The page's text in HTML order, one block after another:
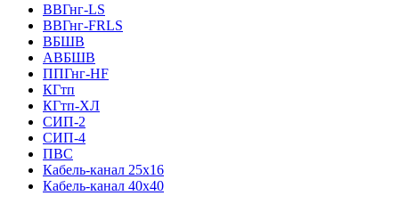
ВВГнг-LS
ВВГнг-FRLS
ВБШВ
АВБШВ
ППГнг-HF
КГтп
КГтп-ХЛ
СИП-2
СИП-4
ПВС
Кабель-канал 25х16
Кабель-канал 40х40